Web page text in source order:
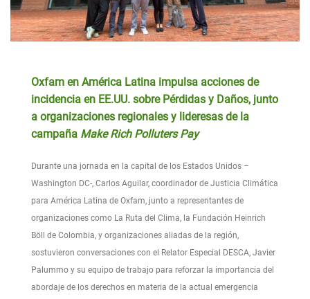
Oxfam en América Latina impulsa acciones de
incidencia en EE.UU. sobre Pérdidas y Daños, junto
a organizaciones regionales y lideresas de la
campaña Make Rich Polluters Pay
Durante una jornada en la capital de los Estados Unidos –
Washington DC-, Carlos Aguilar, coordinador de Justicia Climática
para América Latina de Oxfam, junto a representantes de
organizaciones como La Ruta del Clima, la Fundación Heinrich
Böll de Colombia, y organizaciones aliadas de la región,
sostuvieron conversaciones con el Relator Especial DESCA, Javier
Palummo y su equipo de trabajo para reforzar la importancia del
abordaje de los derechos en materia de la actual emergencia